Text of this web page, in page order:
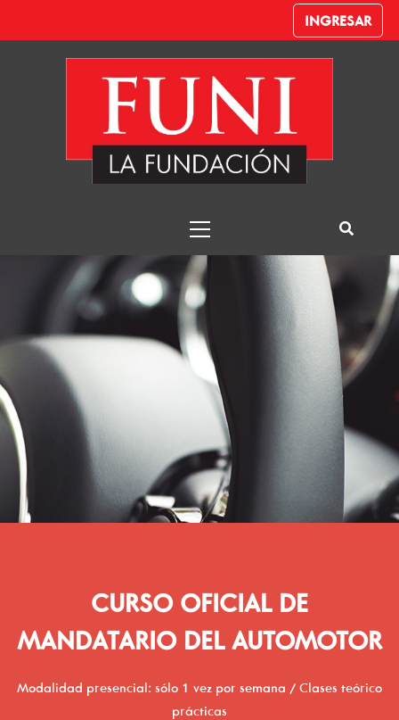
INGRESAR
Mandatario del
Automotor
CURSO OFICIAL DE
MANDATARIO DEL AUTOMOTOR
Modalidad presencial: sólo 1 vez por semana / Clases teórico
prácticas